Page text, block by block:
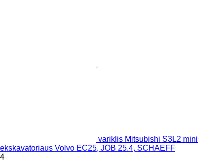
variklis Mitsubishi S3L2 mini
ekskavatoriaus Volvo EC25, JOB 25.4, SCHAEFF
4